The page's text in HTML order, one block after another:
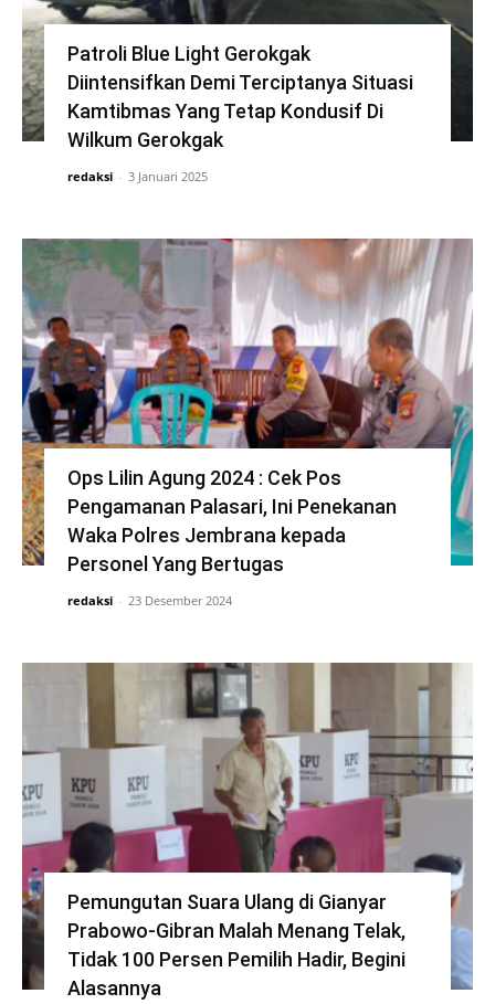
Patroli Blue Light Gerokgak
Diintensifkan Demi Terciptanya Situasi
Kamtibmas Yang Tetap Kondusif Di
Wilkum Gerokgak
redaksi - 3 Januari 2025
Ops Lilin Agung 2024 : Cek Pos
Pengamanan Palasari, Ini Penekanan
Waka Polres Jembrana kepada
Personel Yang Bertugas
redaksi - 23 Desember 2024
Pemungutan Suara Ulang di Gianyar
Prabowo-Gibran Malah Menang Telak,
Tidak 100 Persen Pemilih Hadir, Begini
Alasannya